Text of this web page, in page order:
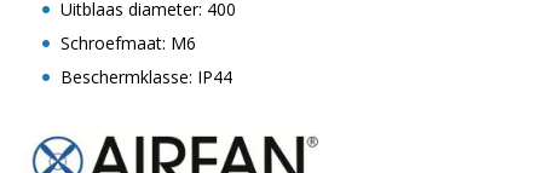
Uitblaas diameter: 400
Schroefmaat: M6
Beschermklasse: IP44